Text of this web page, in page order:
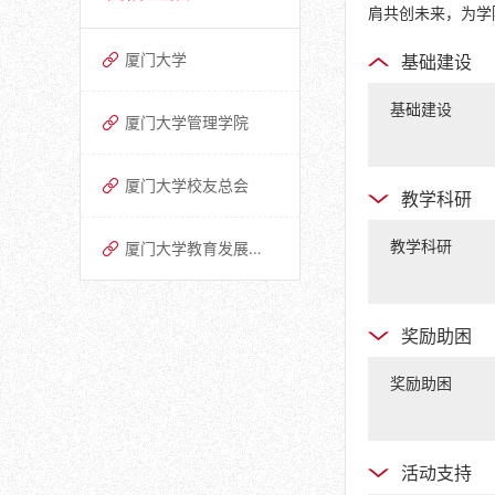
厦门大学
厦门大学管理学院
厦门大学校友总会
厦门大学教育发展基金会
肩共创未来，为学
基础建设
基础建设
教学科研
​教学科研
奖励助困
奖励助困
活动支持